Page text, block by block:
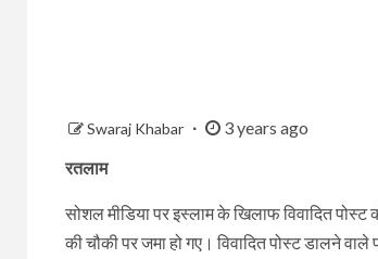
Swaraj Khabar
3 years ago
रतलाम
सोशल मीडिया पर इस्लाम के खिलाफ विवादित
की चौकी पर जमा हो गए। विवादित पोस्ट डालने